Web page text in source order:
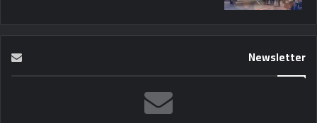
Newsletter